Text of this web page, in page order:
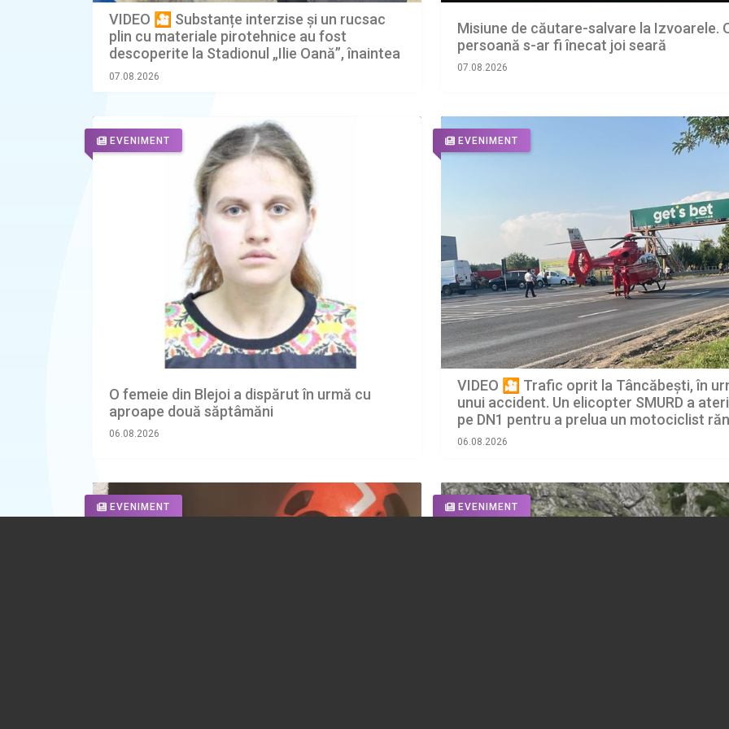
VIDEO 🎦 Substanțe interzise și un rucsac
plin cu materiale pirotehnice au fost
descoperite la Stadionul „Ilie Oană”, înaintea
meciului Beitar Ierusalim - FK Austria Viena
07.08.2026
Misiune de căutare-salvare la Izvoarele.
persoană s-ar fi înecat joi seară
07.08.2026
EVENIMENT
O femeie din Blejoi a dispărut în urmă cu
aproape două săptâmăni
06.08.2026
EVENIMENT
VIDEO 🎦 Trafic oprit la Tâncăbești, în
unui accident. Un elicopter SMURD a
pe DN1 pentru a prelua un motociclist
06.08.2026
EVENIMENT EVENIMENT